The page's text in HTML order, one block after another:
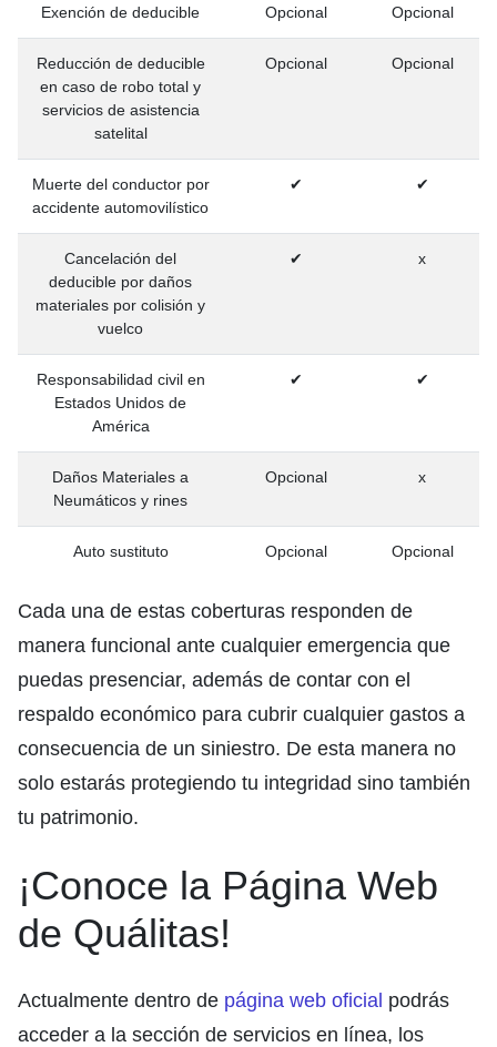
Exención de deducible Opcional Opcional
Reducción de deducible
en caso de robo total y
servicios de asistencia
satelital
Opcional Opcional
Muerte del conductor por
accidente automovilístico
✔ ✔
Cancelación del
deducible por daños
materiales por colisión y
vuelco
✔ x
Responsabilidad civil en
Estados Unidos de
América
✔ ✔
Daños Materiales a
Neumáticos y rines
Opcional x
Auto sustituto Opcional Opcional
Cada una de estas coberturas responden de
manera funcional ante cualquier emergencia que
puedas presenciar, además de contar con el
respaldo económico para cubrir cualquier gastos a
consecuencia de un siniestro. De esta manera no
solo estarás protegiendo tu integridad sino también
tu patrimonio.
¡Conoce la Página Web
de Quálitas!
Actualmente dentro de página web oficial podrás
acceder a la sección de servicios en línea, los